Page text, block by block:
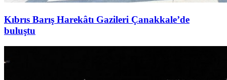
Kıbrıs Barış Harekâtı Gazileri Çanakkale’de
buluştu